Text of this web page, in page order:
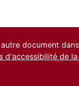
document
d'accessibilité de